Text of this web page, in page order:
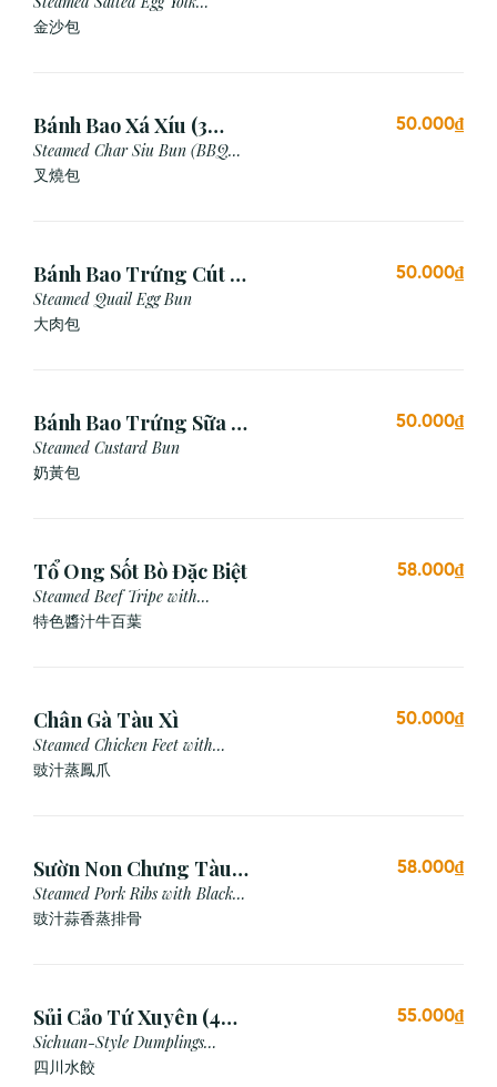
Custard Bun
金沙包
Bánh Bao Xá Xíu (3
Cái)
Steamed Char Siu Bun (BBQ
Pork Bun)
叉燒包
50.000₫
Bánh Bao Trứng Cút (3
Cái)
Steamed Quail Egg Bun
大肉包
50.000₫
Bánh Bao Trứng Sữa (3
Cái)
Steamed Custard Bun
奶黃包
50.000₫
Tổ Ong Sốt Bò Đặc Biệt
Steamed Beef Tripe with
Special Sauce
特色醬汁牛百葉
58.000₫
Chân Gà Tàu Xì
Steamed Chicken Feet with
Black Bean Sauce
豉汁蒸鳳爪
50.000₫
Sườn Non Chưng Tàu
Xì Tỏi
Steamed Pork Ribs with Black
Bean & Garlic Sauce
豉汁蒜香蒸排骨
58.000₫
Sủi Cảo Tứ Xuyên (4
viên)
Sichuan-Style Dumplings
(Spicy)
四川水餃
55.000₫